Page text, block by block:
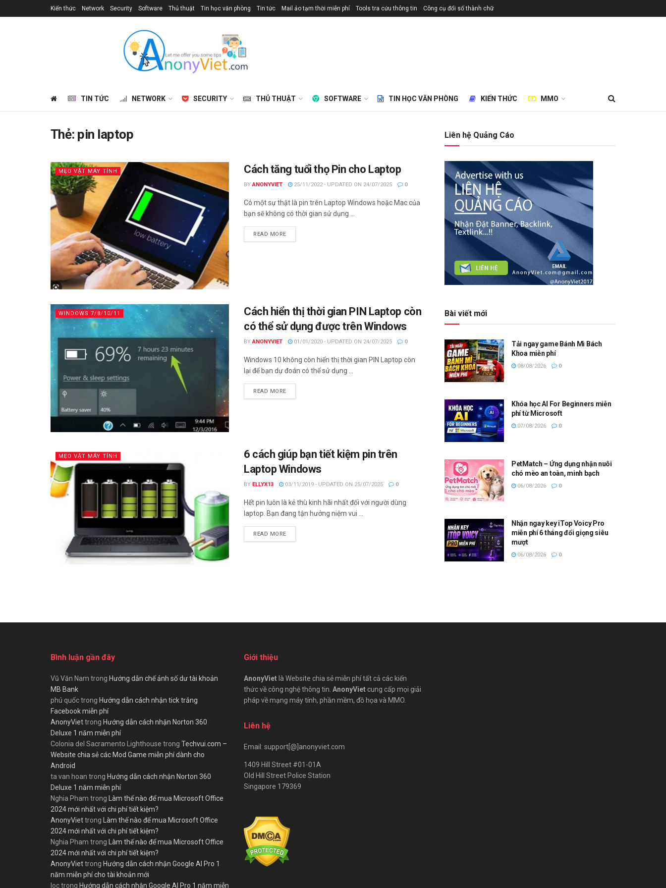
Kiến thức Network Security Software Thủ thuật Tin học văn phòng Tin tức Mail ảo tạm thời miễn phí Tools tra cứu thông tin Công cụ đổi số thành chữ
TIN TỨC NETWORK SECURITY THỦ THUẬT SOFTWARE TIN HỌC VĂN PHÒNG KIẾN THỨC MMO
Thẻ: pin laptop
MẸO VẶT MÁY TÍNH Cách tăng tuổi thọ Pin cho Laptop
BY ANONYVIET 25/11/2022 - UPDATED ON 24/07/2025 0
Có một sự thật là pin trên Laptop Windows hoặc Mac của
bạn sẽ không có thời gian sử dụng ...
READ MOREDETAILS
WINDOWS 7/8/10/11
Cách hiển thị thời gian PIN Laptop còn
có thể sử dụng được trên Windows
BY ANONYVIET 01/01/2020 - UPDATED ON 24/07/2025 0
Windows 10 không còn hiển thị thời gian PIN Laptop còn
lại để bạn dự đoán có thể sử dụng ...
READ MOREDETAILS
MẸO VẶT MÁY TÍNH
6 cách giúp bạn tiết kiệm pin trên
Laptop Windows
BY ELLYX13 03/11/2019 - UPDATED ON 25/07/2025 0
Hết pin luôn là kẻ thù kinh hãi nhất đối với người dùng
laptop. Bạn đang tận hưởng niệm vui ...
READ MOREDETAILS
Liên hệ Quảng Cáo
Bài viết mới
Tải ngay game Bánh Mì Bách
Khoa miễn phí
08/08/2026 0
Khóa học AI For Beginners miễn
phí từ Microsoft
07/08/2026 0
PetMatch – Ứng dụng nhận nuôi
chó mèo an toàn, minh bạch
06/08/2026 0
Nhận ngay key iTop Voicy Pro
miễn phí 6 tháng đổi giọng siêu
mượt
06/08/2026 0
Bình luận gần đây
Vũ Văn Nam trong Hướng dẫn chế ảnh số dư tài khoản
MB Bank
phú quốctrong Hướng dẫn cách nhận tick trắng
Facebook miễn phí
AnonyViettrong Hướng dẫn cách nhận Norton 360
Deluxe 1 năm miễn phí
Colonia del Sacramento Lighthouse trong Techvui.com –
Website chia sẻ các Mod Game miễn phí dành cho
Android
ta van hoan trong Hướng dẫn cách nhận Norton 360
Deluxe 1 năm miễn phí
Nghia Pham trong Làm thế nào để mua Microsoft Office
2024 mới nhất với chi phí tiết kiệm?
AnonyViettrong Làm thế nào để mua Microsoft Office
2024 mới nhất với chi phí tiết kiệm?
Nghia Pham trong Làm thế nào để mua Microsoft Office
2024 mới nhất với chi phí tiết kiệm?
AnonyViettrong Hướng dẫn cách nhận Google AI Pro 1
năm miễn phí cho tài khoản mới
loctrong Hướng dẫn cách nhận Google AI Pro 1 năm miễn
Giới thiệu
AnonyViet là Website chia sẻ miễn phí tất cả các kiến
thức về công nghệ thông tin. AnonyViet cung cấp mọi giải
pháp về mạng máy tính, phần mềm, đồ họa và MMO.
Liên hệ
Email: support[@]anonyviet.com
1409 Hill Street #01-01A
Old Hill Street Police Station
Singapore 179369